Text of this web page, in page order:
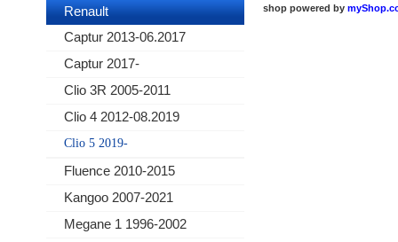
Renault
Captur 2013-06.2017
Captur 2017-
Clio 3R 2005-2011
Clio 4 2012-08.2019
Clio 5 2019-
Fluence 2010-2015
Kangoo 2007-2021
Megane 1 1996-2002
shop powered by